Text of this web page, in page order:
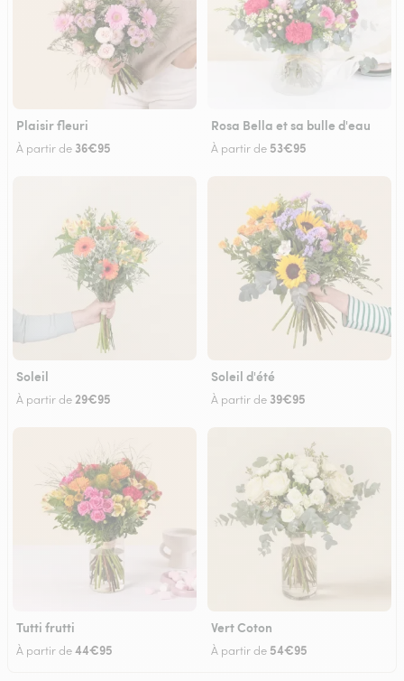
Plaisir fleuri
À partir de 36€95
Rosa Bella et sa bulle d'eau
À partir de 53€95
Soleil
À partir de 29€95
Soleil d'été
À partir de 39€95
Tutti frutti
À partir de44€95
Vert Coton
À partir de 54€95